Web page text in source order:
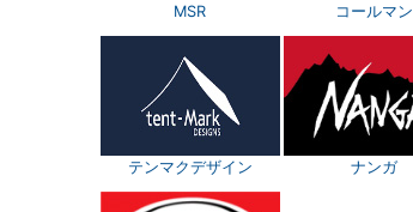
MSR コールマン
テンマクデザイン ナンガ